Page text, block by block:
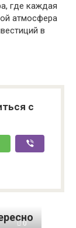
где каждая
атмосфера
в
с
0